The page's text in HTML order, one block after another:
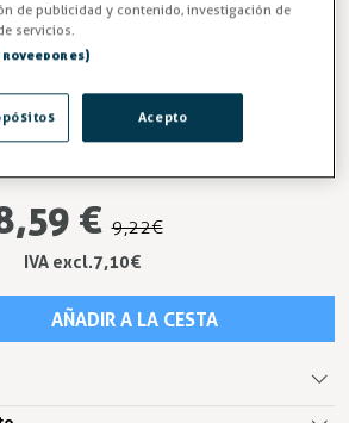
entre 5 y 7 días
Fijación a tubo
€ 9,22 €
IVA excl.7,10 €
AÑADIR A LA CESTA
de publicidad y contenido, investigación de
servicios.
Acepto